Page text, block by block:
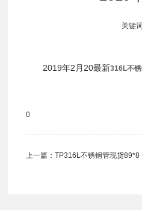
关键
2019年2月20最新316L不
0
上一篇： TP316L不锈钢管现货89*8